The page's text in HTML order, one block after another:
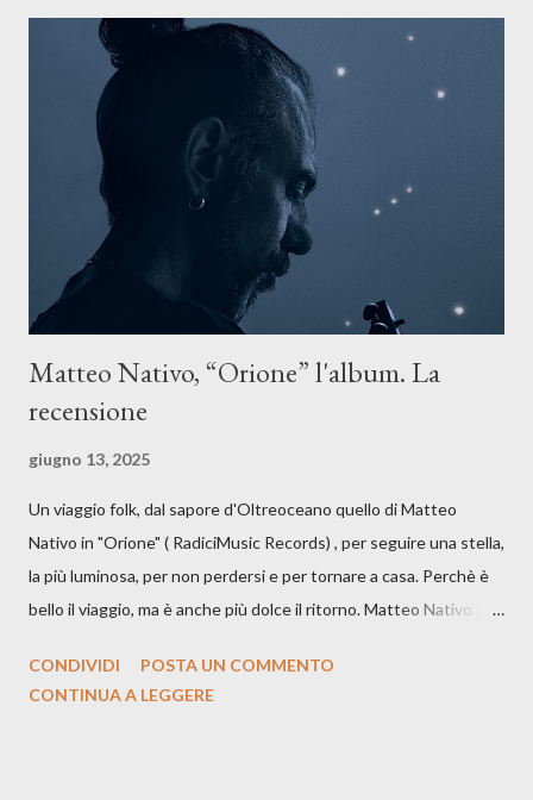
La canzone racconta la difficoltà di creare, e perfino di esistere,
sotto il peso della realtà. Ma lo fa cercando una via d’uscita, una
forma di assoluzione, nel vivere e nel suonare, nel trovare respiro
anche quando l’aria sembra farsi più densa. Il brano è anche una
dichiarazione d’intenti: Cico Messina apre il suo nuovo percorso
artistico con una composizi...
Matteo Nativo, “Orione” l'album. La
recensione
giugno 13, 2025
Un viaggio folk, dal sapore d'Oltreoceano quello di Matteo
Nativo in "Orione" ( RadiciMusic Records) , per seguire una stella,
la più luminosa, per non perdersi e per tornare a casa. Perchè è
bello il viaggio, ma è anche più dolce il ritorno. Matteo Nativo per
indubbiamente matura e consapevole oltre che con ottimi
CONDIVIDI
POSTA UN COMMENTO
CONTINUA A LEGGERE